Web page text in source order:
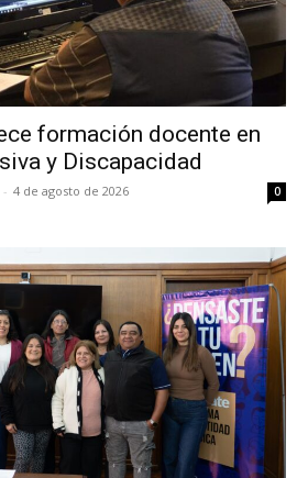
formación docente en
y Discapacidad
- 4 de agosto de 2026 0